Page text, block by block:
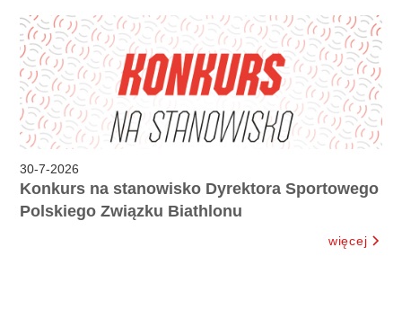
30-7-2026
Konkurs na stanowisko Dyrektora Sportowego
Polskiego Związku Biathlonu
więcej